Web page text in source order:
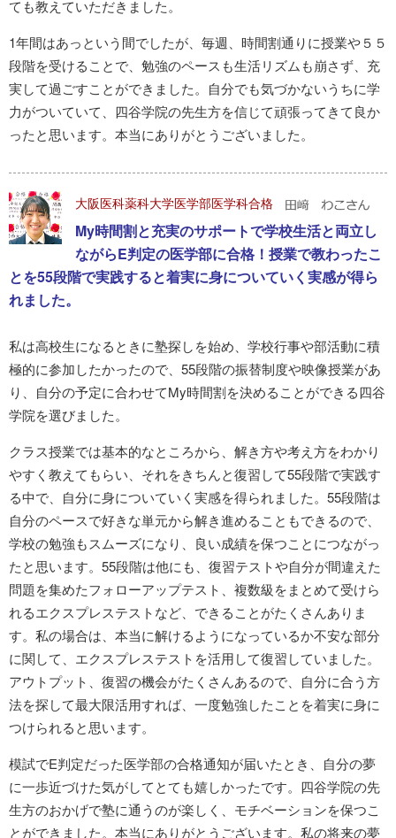
ても教えていただきました。
1年間はあっという間でしたが、毎週、時間割通りに授業や５５
段階を受けることで、勉強のペースも生活リズムも崩さず、充
実して過ごすことができました。自分でも気づかないうちに学
力がついていて、四谷学院の先生方を信じて頑張ってきて良か
ったと思います。本当にありがとうございました。
大阪医科薬科大学医学部医学科合格
My時間割と充実のサポートで学校生活と両立し
ながらE判定の医学部に合格！授業で教わったこ
とを55段階で実践すると着実に身についていく実感が得ら
れました。
私は高校生になるときに塾探しを始め、学校行事や部活動に積
極的に参加したかったので、55段階の振替制度や映像授業があ
り、自分の予定に合わせてMy時間割を決めることができる四谷
学院を選びました。
クラス授業では基本的なところから、解き方や考え方をわかり
やすく教えてもらい、それをきちんと復習して55段階で実践す
る中で、自分に身についていく実感を得られました。55段階は
自分のペースで好きな単元から解き進めることもできるので、
学校の勉強もスムーズになり、良い成績を保つことにつながっ
たと思います。55段階は他にも、復習テストや自分が間違えた
問題を集めたフォローアップテスト、複数級をまとめて受けら
れるエクスプレステストなど、できることがたくさんありま
す。私の場合は、本当に解けるようになっているか不安な部分
に関して、エクスプレステストを活用して復習していました。
アウトプット、復習の機会がたくさんあるので、自分に合う方
法を探して最大限活用すれば、一度勉強したことを着実に身に
つけられると思います。
模試でE判定だった医学部の合格通知が届いたとき、自分の夢
に一歩近づけた気がしてとても嬉しかったです。四谷学院の先
生方のおかげで塾に通うのが楽しく、モチベーションを保つこ
とができました。本当にありがとうございます。私の将来の夢